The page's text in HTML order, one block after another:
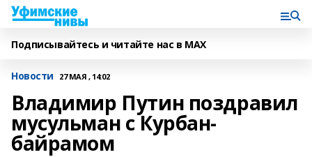
Подписывайтесь и читайте нас в MAX
Новости 27 МАЯ , 14:02
Владимир Путин поздравил
мусульман с Курбан-
байрамом